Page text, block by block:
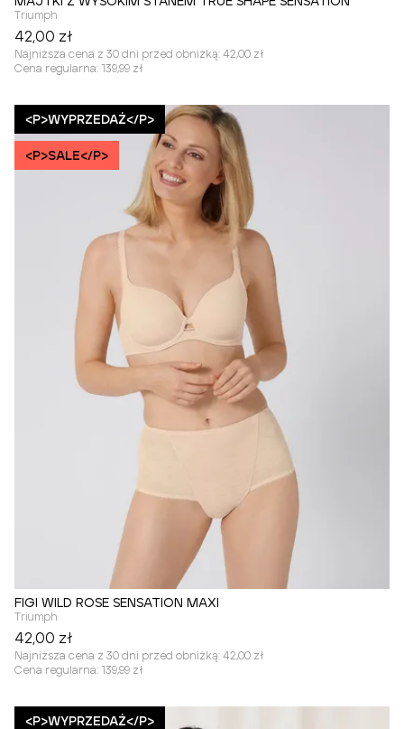
Triumph
42,00 zł
Najniższa cena z 30 dni przed obniżką: 42,00 zł
Cena regularna: 139,99 zł
<P>WYPRZEDAŻ</P>
<P>SALE</P>
FIGI WILD ROSE SENSATION MAXI
Triumph
42,00 zł
Najniższa cena z 30 dni przed obniżką: 42,00 zł
Cena regularna: 139,99 zł
<P>WYPRZEDAŻ</P>